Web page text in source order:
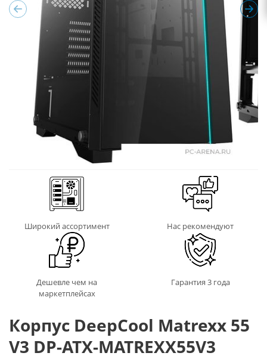
Широкий ассортимент Нас рекомендуют
Дешевле чем на
маркетплейсах
Гарантия 3 года
Корпус DeepCool Matrexx 55
V3 DP-ATX-MATREXX55V3